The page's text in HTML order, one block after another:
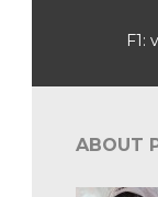
F1:
ABOUT